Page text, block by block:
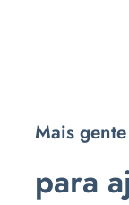
Mais
para